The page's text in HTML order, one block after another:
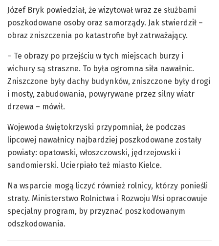
Józef Bryk powiedział, że wizytował wraz ze służbami
poszkodowane osoby oraz samorządy. Jak stwierdził –
obraz zniszczenia po katastrofie był zatrważający.
– Te obrazy po przejściu w tych miejscach burzy i
wichury są straszne. To była ogromna siła nawałnic.
Zniszczone były dachy budynków, zniszczone były drogi
i mosty, zabudowania, powyrywane przez silny wiatr
drzewa – mówił.
Wojewoda świętokrzyski przypomniał, że podczas
lipcowej nawałnicy najbardziej poszkodowane zostały
powiaty: opatowski, włoszczowski, jędrzejowski i
sandomierski. Ucierpiało też miasto Kielce.
Na wsparcie mogą liczyć również rolnicy, którzy ponieśli
straty. Ministerstwo Rolnictwa i Rozwoju Wsi opracowuje
specjalny program, by przyznać poszkodowanym
odszkodowania.